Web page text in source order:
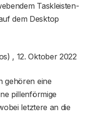
Taskleisten-
dem Desktop
, 12. Oktober 2022
gehören eine
pillenförmige
letztere an die